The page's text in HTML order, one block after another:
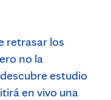
retrasar los
no la
estudio
en vivo una